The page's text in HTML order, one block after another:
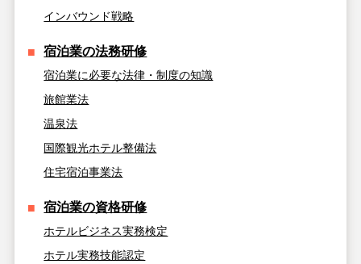
インバウンド戦略
宿泊業の法務研修
宿泊業に必要な法律・制度の知識
旅館業法
温泉法
国際観光ホテル整備法
住宅宿泊事業法
宿泊業の資格研修
ホテルビジネス実務検定
ホテル実務技能認定